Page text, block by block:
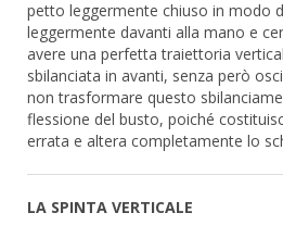
petto leggermente chiuso in modo
leggermente davanti alla mano e
avere una perfetta traiettoria
sbilanciata in avanti, senza però
non trasformare questo
flessione del busto, poiché
errata e altera completamente lo
LA SPINTA VERTICALE